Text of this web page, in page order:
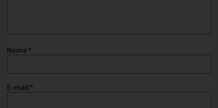
Nome*
E-mail*